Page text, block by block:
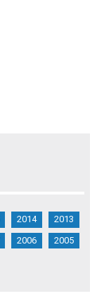
2014
2013
2006
2005